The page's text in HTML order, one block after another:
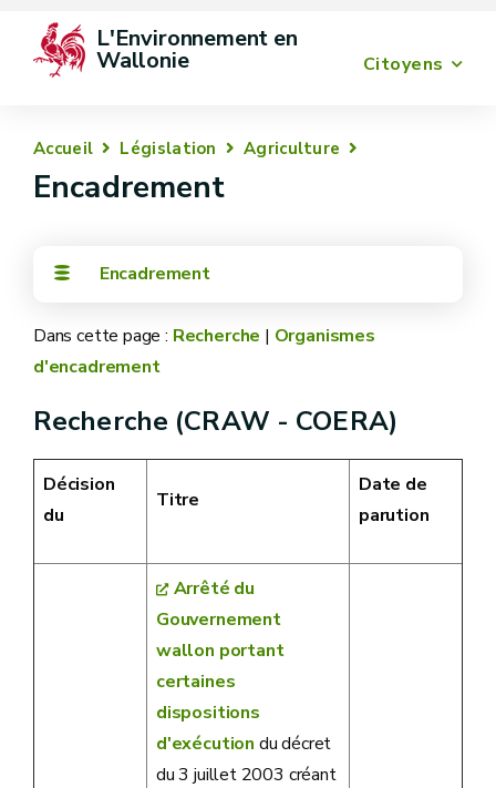
Citoyens
L'Environnement en
Wallonie
Accueil Législation Agriculture
Encadrement
Encadrement
Dans cette page : Recherche | Organismes
d'encadrement
Recherche (CRAW - COERA)
Décision
du
Titre
Date de
parution
Arrêté du
Gouvernement
wallon portant
certaines
dispositions
d'exécution du décret
du 3 juillet 2003 créant